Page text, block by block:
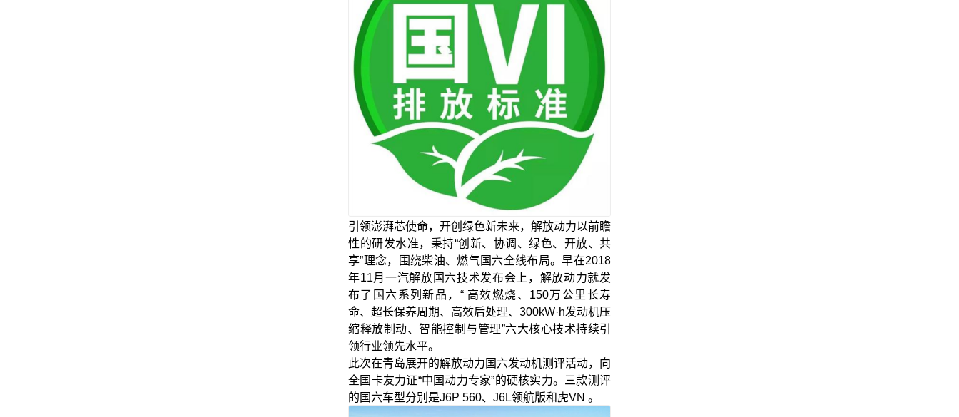
引领澎湃芯使命，开创绿色新未来，解放动力以前瞻
性的研发水准，秉持“创新、协调、绿色、开放、共
享”理念，围绕柴油、燃气国六全线布局。早在2018
年11月一汽解放国六技术发布会上，解放动力就发
布了国六系列新品，“ 高效燃烧、150万公里长寿
命、超长保养周期、高效后处理、300kW·h发动机压
缩释放制动、智能控制与管理”六大核心技术持续引
领行业领先水平。
此次在青岛展开的解放动力国六发动机测评活动，向
全国卡友力证“中国动力专家”的硬核实力。三款测评
的国六车型分别是J6P 560、J6L领航版和虎VN 。